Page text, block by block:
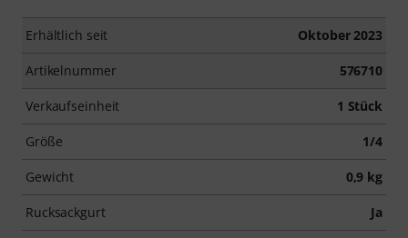
Erhältlich seit Oktober 2023
Artikelnummer 576710
Verkaufseinheit 1 Stück
Größe 1/4
Gewicht 0,9 kg
Rucksackgurt Ja